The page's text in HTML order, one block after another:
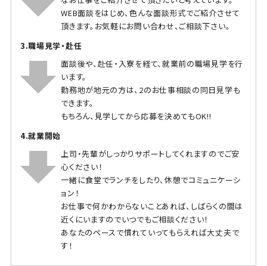
WEB面談をはじめ、色んな面談形式でご紹介させて
頂きます。お気軽にお問い合わせ、ご相談下さい。
3.職場見学・赴任
面談後や、赴任・入寮を経て、就業前の職場見学を行
います。
勤務地が地元の方は、2のお仕事相談の同日見学も
できます。
もちろん、見学してから応募を決めてもOK!!
4.就業開始
上司・先輩がしっかりサポートしてくれますのでご安
心ください！
一緒に食堂でランチをしたり、休憩でコミュニケーシ
ョン！
お仕事で何かわからないことあれば、しばらくの間は
近くにいますのでいつでもご相談ください！
あなたのペースで慣れていってもらえれば大丈夫で
す！